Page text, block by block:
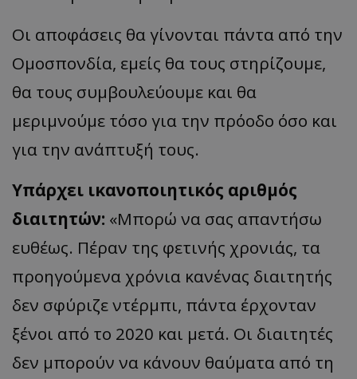
Οι αποφάσεις θα γίνονται πάντα από την
Ομοσπονδία, εμείς θα τους στηρίζουμε,
θα τους συμβουλεύουμε και θα
μεριμνούμε τόσο για την πρόοδο όσο και
για την ανάπτυξή τους.
Υπάρχει ικανοποιητικός αριθμός
διαιτητών: «Μπορώ να σας απαντήσω
ευθέως. Πέραν της φετινής χρονιάς, τα
προηγούμενα χρόνια κανένας διαιτητής
δεν σφύριζε ντέρμπι, πάντα έρχονταν
ξένοι από το 2020 και μετά. Οι διαιτητές
δεν μπορούν να κάνουν θαύματα από τη